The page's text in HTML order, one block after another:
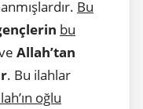
Bu
bu
Allah’tan
. Bu ilahlar
oğlu